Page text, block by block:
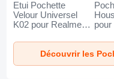
Etui Pochette
Velour Universel
K02 pour Realme
pour
Découvrir les